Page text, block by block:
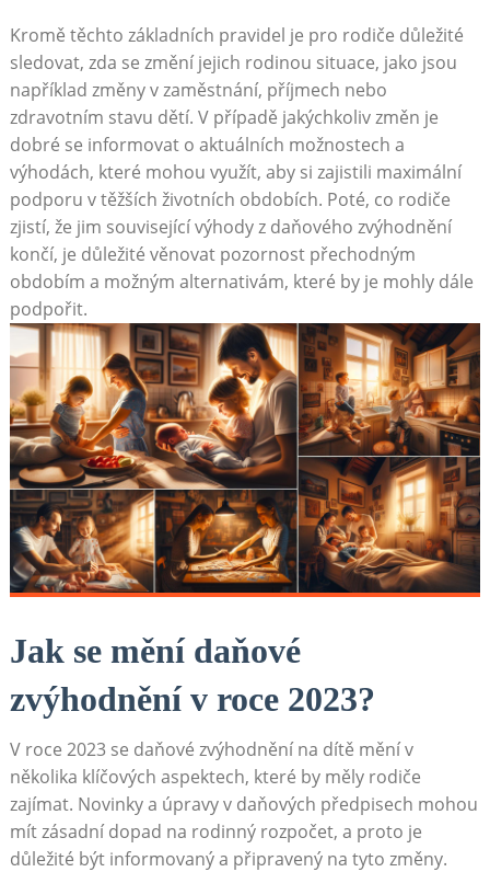
Kromě těchto základních pravidel je pro rodiče důležité
sledovat, zda se změní jejich rodinou situace, jako jsou
například změny v zaměstnání, příjmech nebo
zdravotním stavu dětí. V případě jakýchkoliv změn je
dobré se informovat o aktuálních možnostech a
výhodách, které mohou využít, aby si zajistili maximální
podporu v těžších životních obdobích. Poté, co rodiče
zjistí, že jim související výhody z daňového zvýhodnění
končí, je důležité věnovat pozornost přechodným
obdobím a možným alternativám, které by je mohly dále
podpořit.
Jak se mění daňové
zvýhodnění v roce 2023?
V roce 2023 se daňové zvýhodnění na dítě mění v
několika klíčových aspektech, které by měly rodiče
zajímat. Novinky a úpravy v daňových předpisech mohou
mít zásadní dopad na rodinný rozpočet, a proto je
důležité být informovaný a připravený na tyto změny.